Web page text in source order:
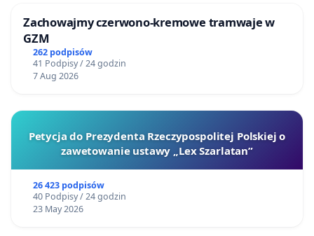
Zachowajmy czerwono-kremowe tramwaje w
GZM
262 podpisów
41 Podpisy / 24 godzin
7 Aug 2026
Petycja do Prezydenta Rzeczypospolitej Polskiej o
zawetowanie ustawy „Lex Szarlatan”
26 423 podpisów
40 Podpisy / 24 godzin
23 May 2026